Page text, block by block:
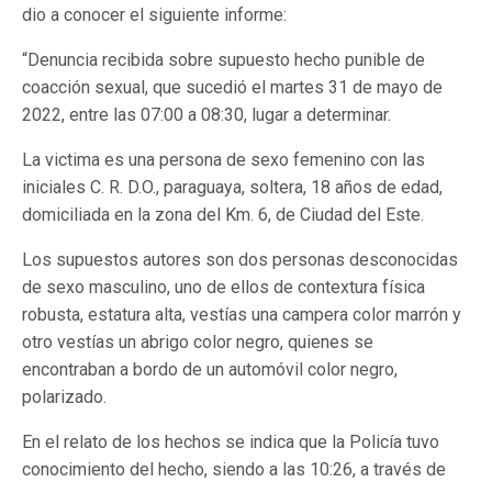
dio a conocer el siguiente informe:
“Denuncia recibida sobre supuesto hecho punible de
coacción sexual, que sucedió el martes 31 de mayo de
2022, entre las 07:00 a 08:30, lugar a determinar.
La victima es una persona de sexo femenino con las
iniciales C. R. D.O., paraguaya, soltera, 18 años de edad,
domiciliada en la zona del Km. 6, de Ciudad del Este.
Los supuestos autores son dos personas desconocidas
de sexo masculino, uno de ellos de contextura física
robusta, estatura alta, vestías una campera color marrón y
otro vestías un abrigo color negro, quienes se
encontraban a bordo de un automóvil color negro,
polarizado.
En el relato de los hechos se indica que la Policía tuvo
conocimiento del hecho, siendo a las 10:26, a través de